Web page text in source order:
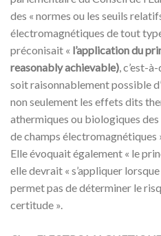
des « normes ou les seuils
électromagnétiques de tout
préconisait « l’application du
reasonably achievable), c’est-
soit raisonnablement possible
non seulement les effets dits
athermiques ou biologiques
de champs électromagnétiques
Elle évoquait également « le
elle devrait « s’appliquer
permet pas de déterminer le
certitude ».